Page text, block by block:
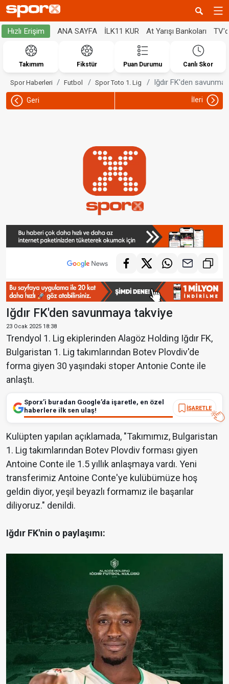
Hızlı Erişim ANA SAYFA İLK11 KUR At Yarışı Bankoları
Takımım Fikstür Puan Durumu Canlı Skor
Spor Haberleri Futbol Spor Toto 1. Lig Iğdır FK'den
Geri İleri
Iğdır FK'den savunmaya takviye
23 Ocak 2025 18:38
Trendyol 1. Lig ekiplerinden Alagöz Holding Iğdır FK,
Bulgaristan 1. Lig takımlarından Botev Plovdiv'de
forma giyen 30 yaşındaki stoper Antonie Conte ile
anlaştı.
Sporx’i buradan Google’da işaretle, en özel
haberlere ilk sen ulaş!
İŞARETLE
Kulüpten yapılan açıklamada, "Takımımız, Bulgaristan
1. Lig takımlarından Botev Plovdiv forması giyen
Antoine Conte ile 1.5 yıllık anlaşmaya vardı. Yeni
transferimiz Antoine Conte'ye kulübümüze hoş
geldin diyor, yeşil beyazlı formamız ile başarılar
diliyoruz." denildi.
Iğdır FK'nin o paylaşımı: